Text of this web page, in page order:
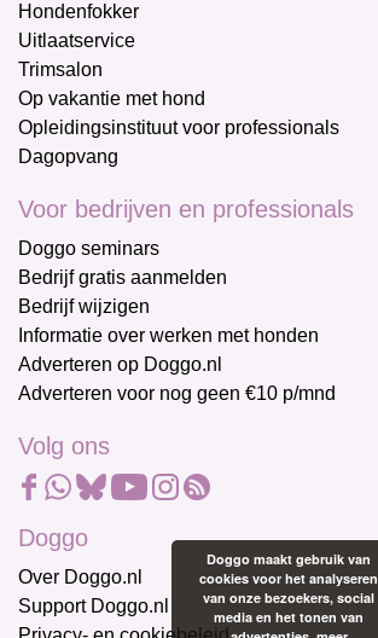
Hondenfokker
Uitlaatservice
Trimsalon
Op vakantie met hond
Opleidingsinstituut voor professionals
Dagopvang
Voor bedrijven en professionals
Doggo seminars
Bedrijf gratis aanmelden
Bedrijf wijzigen
Informatie over werken met honden
Adverteren op Doggo.nl
Adverteren voor nog geen €10 p/mnd
Volg ons
Doggo
Over Doggo.nl
Support Doggo.nl
Doggo maakt gebruik van
cookies voor het analyseren
van onze bezoekers, social
media en het tonen van